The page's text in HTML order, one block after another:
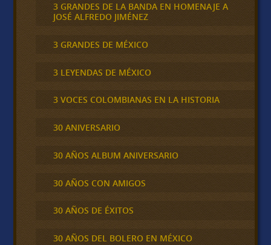
3 GRANDES DE LA BANDA EN HOMENAJE A
JOSÉ ALFREDO JIMÉNEZ
3 GRANDES DE MÉXICO
3 LEYENDAS DE MÉXICO
3 VOCES COLOMBIANAS EN LA HISTORIA
30 ANIVERSARIO
30 AÑOS ALBUM ANIVERSARIO
30 AÑOS CON AMIGOS
30 AÑOS DE ÉXITOS
30 AÑOS DEL BOLERO EN MÉXICO